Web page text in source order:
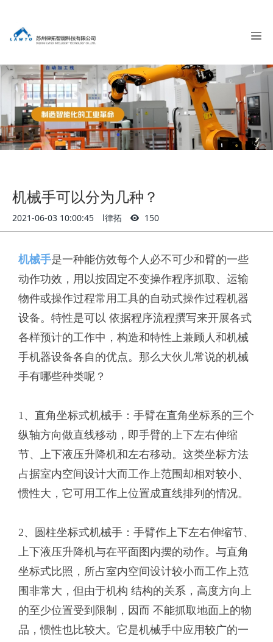
机械手可以分为几种？
2021-06-03 10:00:45 l律拓 150
机械手是一种能仿效每个人必不可少和臂的一些
动作功效，用以按固定不变操作程序抓取、运输
物件或操作过程常用工具的自动式操作过程机器
设备。特性是可以 依据程序流程撰写来开展各式
各样预计的工作中，构造和特性上兼顾人和机械
手机器设备各自的优点。那么大伙儿常说的机械
手有哪些种类呢？
1、直角坐标式机械手：手臂在直角坐标系的三个
纵轴方向做直线移动，即手臂的上下左右伸缩
节、上下液压升降机和左右移动。这类坐标方法
占据室内空间设计大而工作上范围却相对较小、
惯性大，它可用工作上位置成直线排列的情况。
2、圆柱坐标式机械手：手臂作上下左右伸缩节、
上下液压升降机与在平面图内摆的动作。与直角
坐标式比照，所占室内空间设计较小而工作上范
围非常大，但由于机构 结构的关系，高度方向上
的至少位置受到限制，因而 不能抓取地面上的物
品，惯性也比较大。它是机械手中应用较广的一